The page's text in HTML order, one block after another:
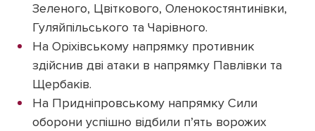
Зеленого, Цвіткового, Оленокостянтинівки,
Гуляйпільського та Чарівного.
На Оріхівському напрямку противник
здійснив дві атаки в напрямку Павлівки та
Щербаків.
На Придніпровському напрямку Сили
оборони успішно відбили п’ять ворожих